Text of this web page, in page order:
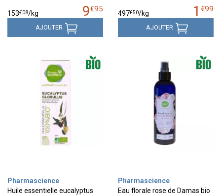
9€95
153€08/kg
AJOUTER
1 €99
497€50/kg
AJOUTER
Pharmascience
Huile essentielle eucalyptus
Pharmascience
Eau florale rose de Damas bio